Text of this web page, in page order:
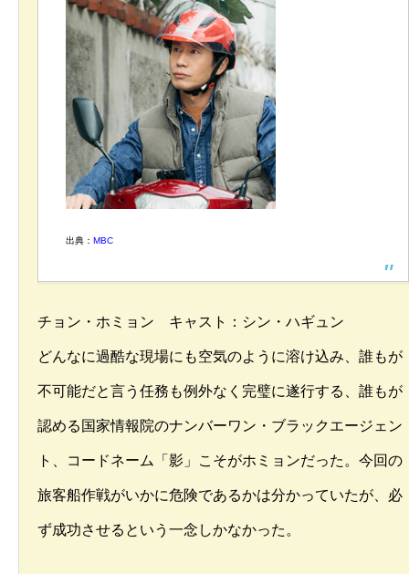
出典： MBC
チョン・ホミョン キャスト：シン・ハギュン
どんなに過酷な現場にも空気のように溶け込み、誰もが
不可能だと言う任務も例外なく完璧に遂行する、誰もが
認める国家情報院のナンバーワン・ブラックエージェン
ト、コードネーム「影」こそがホミョンだった。今回の
旅客船作戦がいかに危険であるかは分かっていたが、必
ず成功させるという一念しかなかった。